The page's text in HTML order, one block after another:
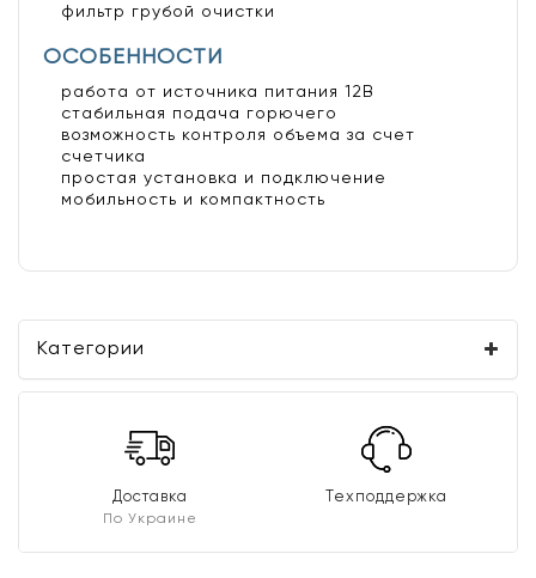
фильтр грубой очистки
ОСОБЕННОСТИ
работа от источника питания 12В
стабильная подача горючего
возможность контроля объема за счет
счетчика
простая установка и подключение
мобильность и компактность
Категории
Доставка
По Украине
Техподдержка